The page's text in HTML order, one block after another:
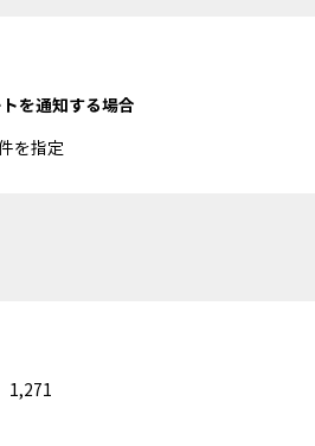
を通知する場合
を指定
1,271